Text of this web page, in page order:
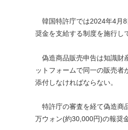
韓国特許庁では2024年4月8
奨金を支給する制度を施行し
偽造商品販売申告は知識財
ットフォームで同一の販売
添付しなければならない。
特許庁の審査を経て偽造商
万ウォン(約30,000円)の報奨